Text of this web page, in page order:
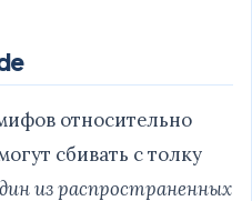
относительно
сбивать с толку
из распространенных